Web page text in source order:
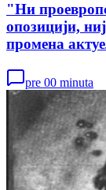
"Ни
опозицији,
промена
pre 00 minuta